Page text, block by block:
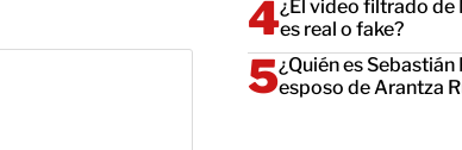
¿El video filtrado de
es real o fake?
¿Quién es
esposo de Arantza